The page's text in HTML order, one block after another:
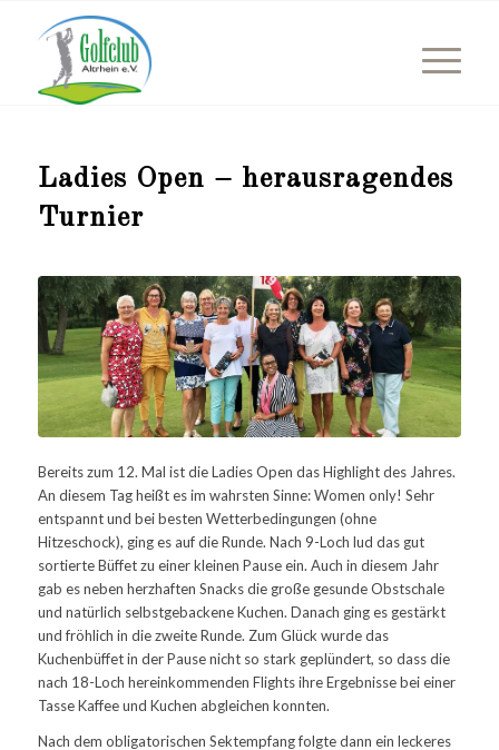
Ladies Open – herausragendes
Turnier
Bereits zum 12. Mal ist die Ladies Open das Highlight des Jahres.
An diesem Tag heißt es im wahrsten Sinne: Women only! Sehr
entspannt und bei besten Wetterbedingungen (ohne
Hitzeschock), ging es auf die Runde. Nach 9-Loch lud das gut
sortierte Büffet zu einer kleinen Pause ein. Auch in diesem Jahr
gab es neben herzhaften Snacks die große gesunde Obstschale
und natürlich selbstgebackene Kuchen. Danach ging es gestärkt
und fröhlich in die zweite Runde. Zum Glück wurde das
Kuchenbüffet in der Pause nicht so stark geplündert, so dass die
nach 18-Loch hereinkommenden Flights ihre Ergebnisse bei einer
Tasse Kaffee und Kuchen abgleichen konnten.
Nach dem obligatorischen Sektempfang folgte dann ein leckeres